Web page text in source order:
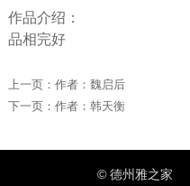
作品介绍：
品相完好
上一页： 作者：魏启后
下一页： 作者：韩天衡
© 德州雅之家